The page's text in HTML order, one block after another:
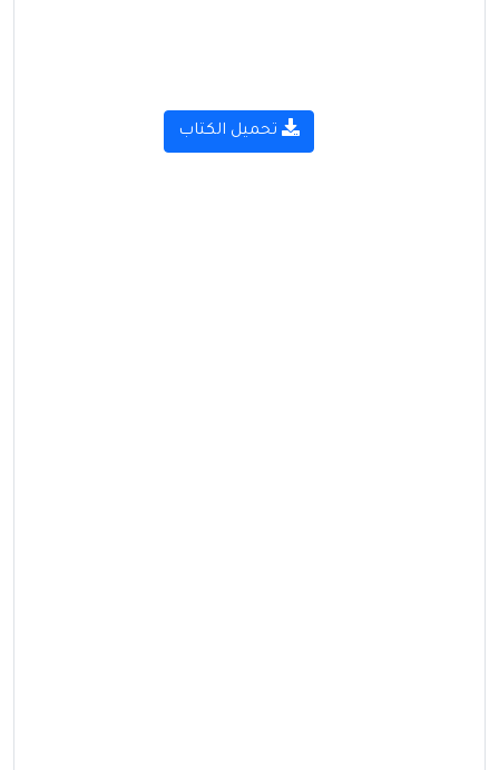
تحميل الكتاب